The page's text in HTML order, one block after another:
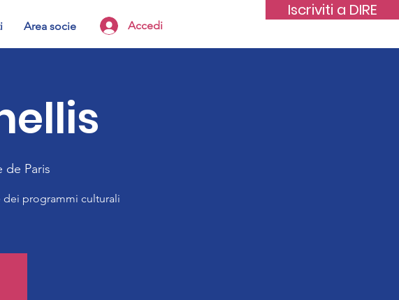
Iscriviti a DIRE
Area socie Accedi
de Paris
dei programmi culturali